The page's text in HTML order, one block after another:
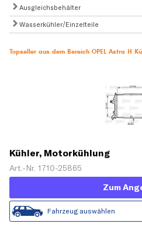
Ausgleichsbehälter
Wasserkühler/Einzelteile
Topseller aus dem Bereich OPEL Astra H
Kühler, Motorkühlung
Art.-Nr. 1710-25865
Zum
Fahrzeug auswählen